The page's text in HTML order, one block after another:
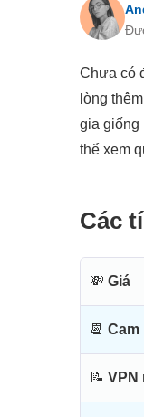
Chưa có
lòng
gia giống
thể xem
Các
💸 Giá
📆 Cam
📝 VPN